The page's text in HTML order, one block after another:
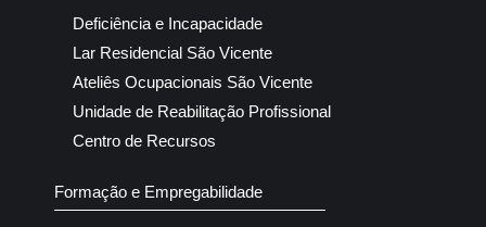
Deficiência e Incapacidade
Lar Residencial São Vicente
Ateliês Ocupacionais São Vicente
Unidade de Reabilitação Profissional
Centro de Recursos
Formação e Empregabilidade